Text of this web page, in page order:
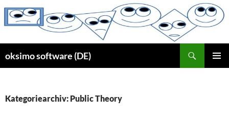
Zum
Inhalt
oksimo software (DE)
Kategoriearchiv: Public Theory